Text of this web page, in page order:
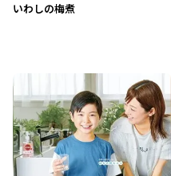
いわしの梅煮